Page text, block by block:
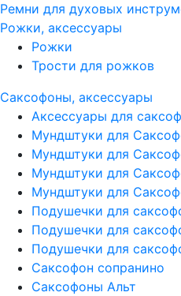
Ремни для духовых
Рожки, аксессуары
Рожки
Трости для рожков
Саксофоны, аксессуары
Аксессуары для
Мундштуки для
Мундштуки для
Мундштуки для
Мундштуки для
Подушечки для
Подушечки для
Подушечки для
Саксофон сопранино
Саксофоны Альт